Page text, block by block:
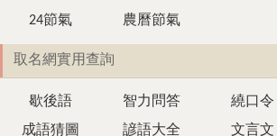
24節氣
農曆節氣
取名網實用查詢
歇後語 智力問答 繞口令
成語猜圖
諺語大全 文言文